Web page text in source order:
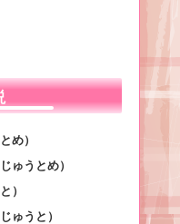
め）
ゅうとめ）
）
ゅうと）